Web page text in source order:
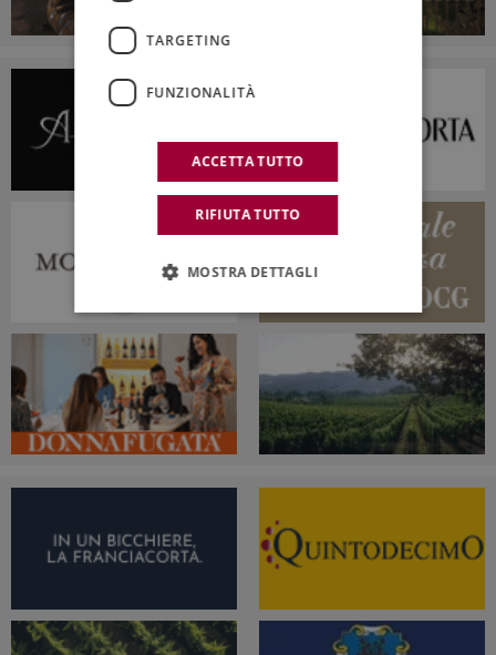
TARGETING
FUNZIONALITÀ
ACCETTA TUTTO
RIFIUTA TUTTO
MOSTRA DETTAGLI